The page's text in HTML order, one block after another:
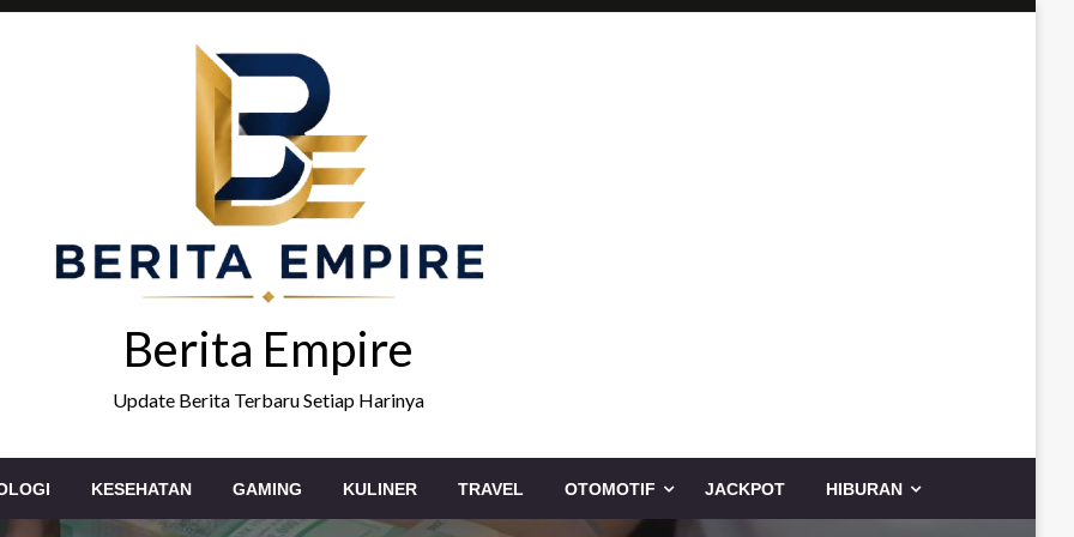
Berita Empire
Update Berita Terbaru Setiap Harinya
KESEHATAN GAMING KULINER TRAVEL OTOMOTIF JACKPOT HIBURAN